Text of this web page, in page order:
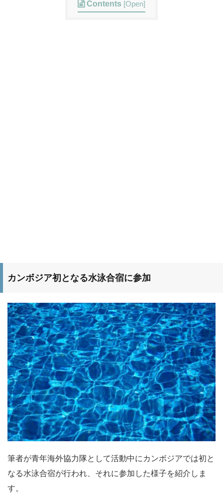
Contents [Open]
カンボジア初となる水泳合宿に参加
筆者が青年海外協力隊として活動中にカンボジアでは初と
なる水泳合宿が行われ、それに参加した様子を紹介しま
す。